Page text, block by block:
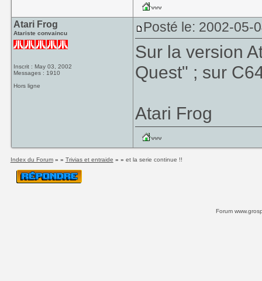
Atari Frog
Atariste convaincu
Inscrit : May 03, 2002
Messages : 1910
Hors ligne
Posté le: 2002-05-
Sur la version
Quest" ; sur
Atari Frog
Index du Forum» » Trivias et entraide » » et la serie continue !!
Forum